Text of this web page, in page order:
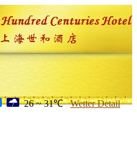
26 ~ 31℃ Wetter Detail